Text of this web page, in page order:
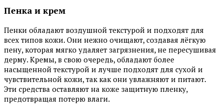
Пенка и крем
Пенки обладают воздушной текстурой и подходят для
всех типов кожи. Они нежно очищают, создавая лёгкую
пену, которая мягко удаляет загрязнения, не пересушивая
дерму. Кремы, в свою очередь, обладают более
насыщенной текстурой и лучше подходят для сухой и
чувствительной кожи, так как они увлажняют и питают.
Эти средства оставляют на коже защитную пленку,
предотвращая потерю влаги.